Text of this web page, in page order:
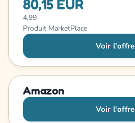
80,15 EUR
4,99
Produit MarketPlace
Voir l'offre
Amazon
Voir l'offre